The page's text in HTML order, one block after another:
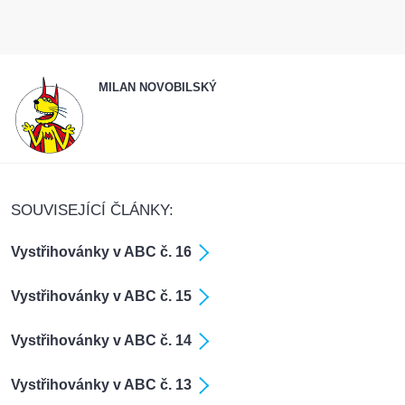
MILAN NOVOBILSKÝ
SOUVISEJÍCÍ ČLÁNKY:
Vystřihovánky v ABC č. 16
Vystřihovánky v ABC č. 15
Vystřihovánky v ABC č. 14
Vystřihovánky v ABC č. 13